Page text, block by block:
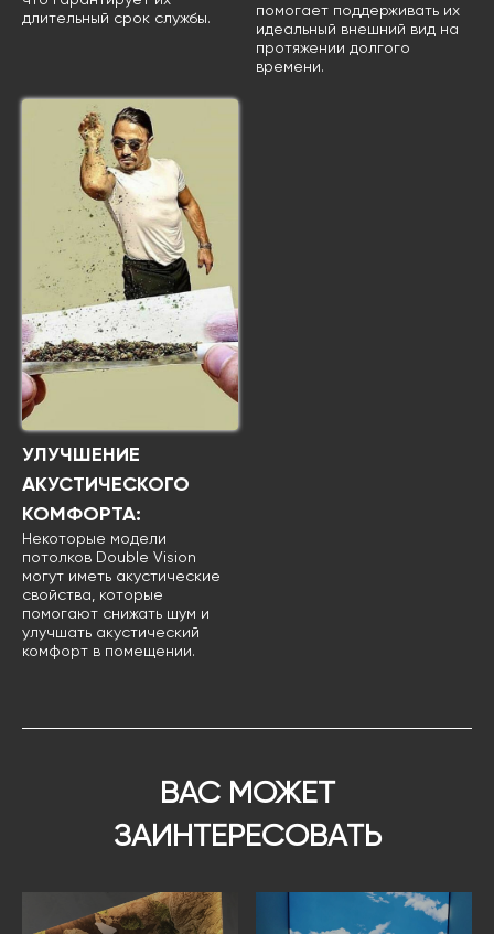
длительный срок службы.
помогает поддерживать их
идеальный внешний вид на
протяжении долгого
времени.
УЛУЧШЕНИЕ
АКУСТИЧЕСКОГО
КОМФОРТА:
Некоторые модели
потолков Double Vision
могут иметь акустические
свойства, которые
помогают снижать шум и
улучшать акустический
комфорт в помещении.
ВАС МОЖЕТ
ЗАИНТЕРЕСОВАТЬ